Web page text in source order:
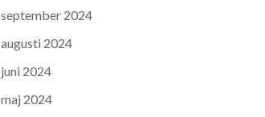
september 2024
augusti 2024
juni 2024
maj 2024